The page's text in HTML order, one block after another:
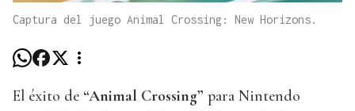
Captura del juego Animal Crossing: New Horizons.
El éxito de “Animal Crossing” para Nintendo